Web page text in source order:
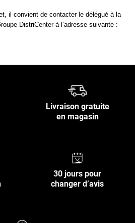
il convient de contacter le délégué à la
DistriCenter à l’adresse suivante :
Livraison gratuite
en magasin
30 jours pour
changer d’avis